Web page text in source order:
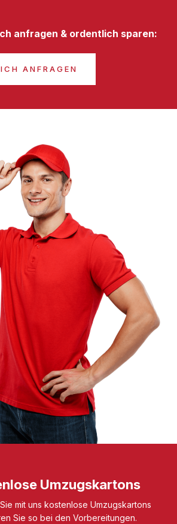
anfragen & ordentlich sparen:
ANFRAGEN
Umzugskartons
mit uns kostenlose Umzugskartons
Sie so bei den Vorbereitungen.